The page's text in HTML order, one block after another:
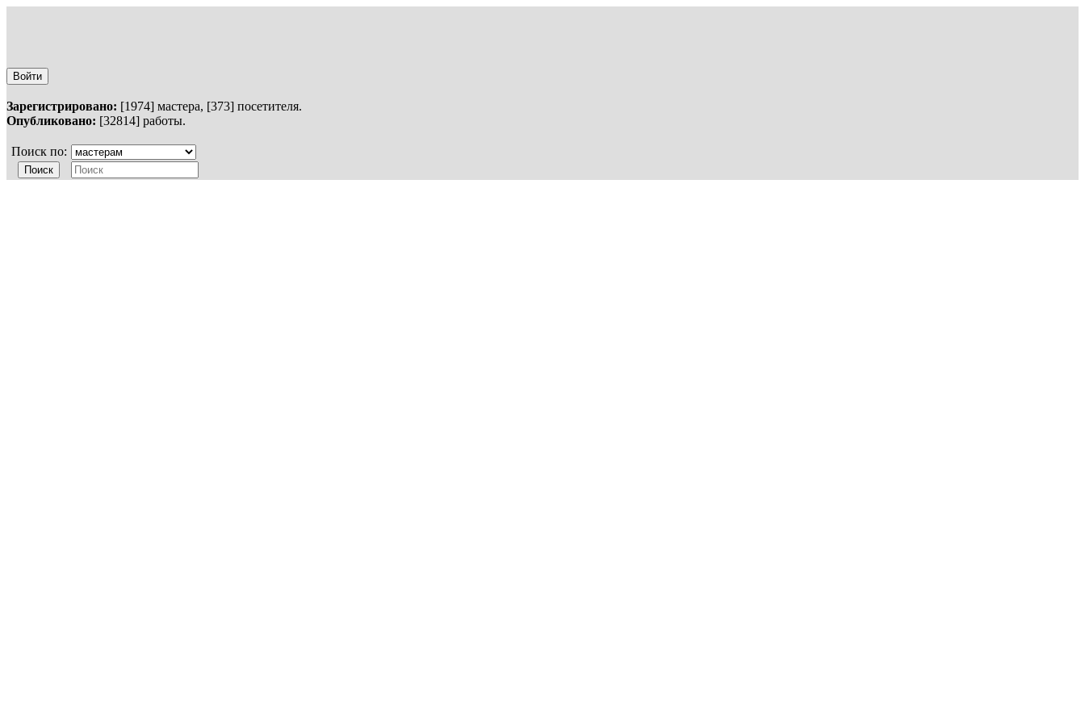
Войти
Зарегистрировано: [1974] мастера, [373] посетителя.
Опубликовано: [32814] работы.
Поиск по: